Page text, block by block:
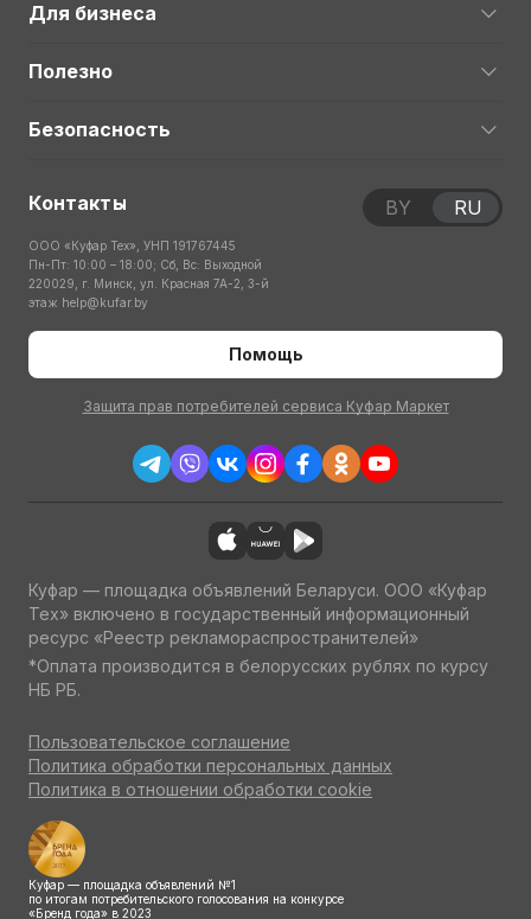
Для бизнеса
Полезно
Безопасность
Контакты
ООО «Куфар Тех», УНП 191767445
Пн-Пт: 10:00 – 18:00; Сб, Вс: Выходной
220029, г. Минск, ул. Красная 7А-2, 3-й
этаж help@kufar.by
Помощь
Защита прав потребителей сервиса Куфар Маркет
BY RU
Куфар — площадка объявлений Беларуси. ООО «Куфар
Тех» включено в государственный информационный
ресурс «Реестр рекламораспространителей»
*Оплата производится в белорусских рублях по курсу
НБ РБ.
Пользовательское соглашение
Политика обработки персональных данных
Политика в отношении обработки cookie
Куфар — площадка объявлений №1
по итогам потребительского голосования на конкурсе
«Бренд года» в 2023